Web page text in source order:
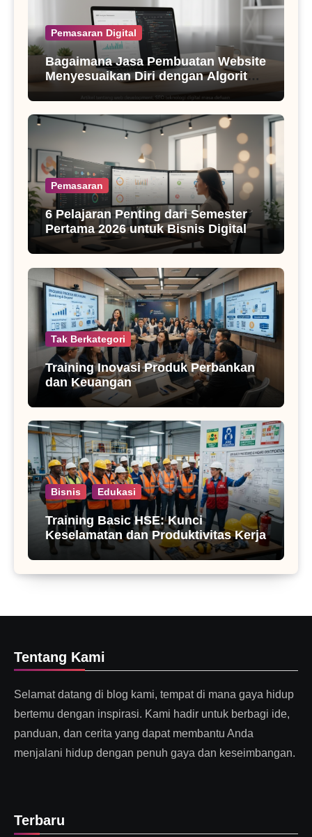
Pemasaran Digital
Bagaimana Jasa Pembuatan Website
Menyesuaikan Diri dengan Algoritma
SEO Masa Kini
Pemasaran
6 Pelajaran Penting dari Semester
Pertama 2026 untuk Bisnis Digital
Tak Berkategori
Training Inovasi Produk Perbankan
dan Keuangan
Bisnis Edukasi
Training Basic HSE: Kunci
Keselamatan dan Produktivitas Kerja
Tentang Kami
Selamat datang di blog kami, tempat di mana gaya hidup
bertemu dengan inspirasi. Kami hadir untuk berbagi ide,
panduan, dan cerita yang dapat membantu Anda
menjalani hidup dengan penuh gaya dan keseimbangan.
Terbaru